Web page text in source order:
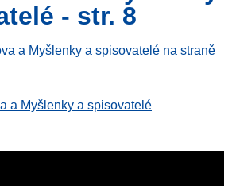
- str. 8
a Myšlenky a spisovatelé na straně
a Myšlenky a spisovatelé